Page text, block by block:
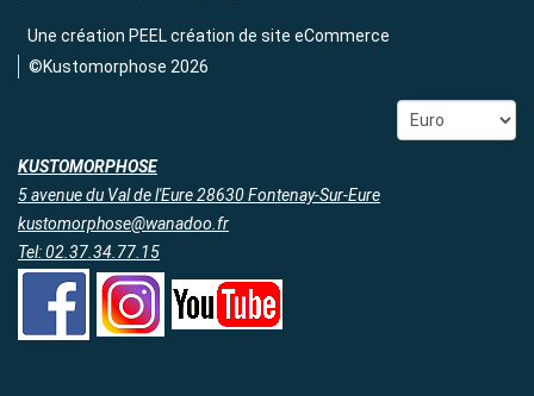
Une création PEEL création de site eCommerce
©Kustomorphose 2026
KUSTOMORPHOSE
5 avenue du Val de l'Eure 28630 Fontenay-Sur-Eure
kustomorphose@wanadoo.fr
Tel: 02.37.34.77.15